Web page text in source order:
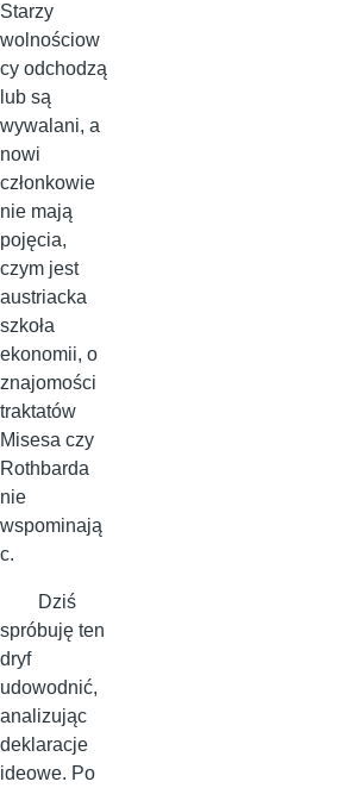
Starzy
wolnościow
cy odchodzą
lub są
wywalani, a
nowi
członkowie
nie mają
pojęcia,
czym jest
austriacka
szkoła
ekonomii, o
znajomości
traktatów
Misesa czy
Rothbarda
nie
wspominają
c.
Dziś
spróbuję ten
dryf
udowodnić,
analizując
deklaracje
ideowe. Po